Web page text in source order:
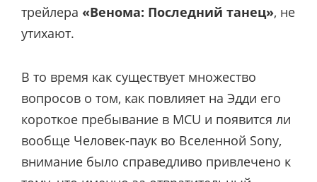
трейлера «Венома: Последний танец», не
утихают.
В то время как существует множество
вопросов о том, как повлияет на Эдди его
короткое пребывание в MCU и появится ли
вообще Человек-паук во Вселенной Sony,
внимание было справедливо привлечено к